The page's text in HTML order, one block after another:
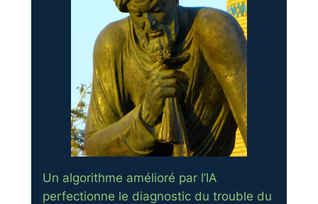
Un algorithme amélioré par l’IA
perfectionne le diagnostic du trouble du